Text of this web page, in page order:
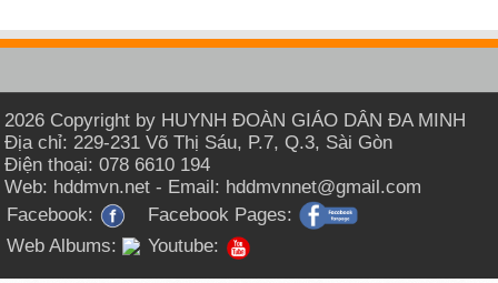
2026 Copyright by HUYNH ĐOÀN GIÁO DÂN ĐA MINH
Địa chỉ: 229-231 Võ Thị Sáu, P.7, Q.3, Sài Gòn
Điện thoại: 078 6610 194
Web: hddmvn.net - Email: hddmvnnet@gmail.com
Facebook:
Facebook Pages:
Web Albums:
Youtube: